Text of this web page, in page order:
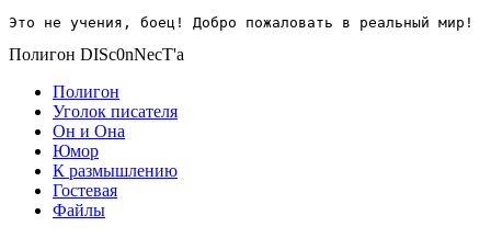
Это не учения, боец! Добро пожаловать в реальный мир!
Полигон DISc0nNecT'a
Полигон
Уголок писателя
Он и Она
Юмор
К размышлению
Гостевая
Файлы